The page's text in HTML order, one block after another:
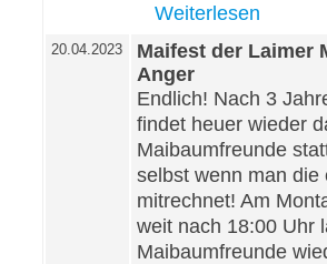
Weiterlesen
20.04.2023
Maifest der Laimer
Anger
Endlich! Nach 3
findet heuer wieder
Maibaumfreunde
selbst wenn man die
mitrechnet! Am
weit nach 18:00 Uhr
Maibaumfreunde